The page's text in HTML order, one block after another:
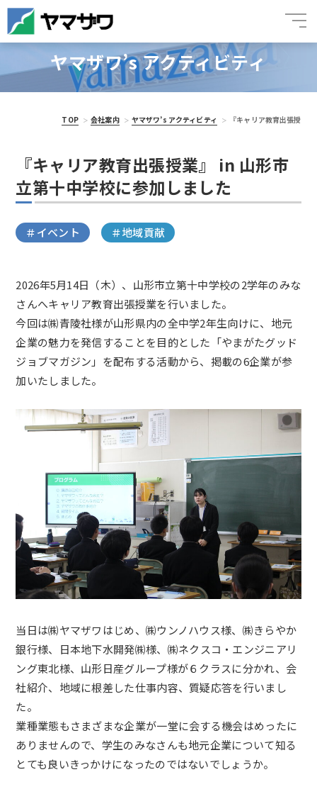
ヤマザワ’s アクティビティ
TOP 会社案内 ヤマザワ’s アクティビティ 『キャリア教育出張授
『キャリア教育出張授業』 in 山形市
立第十中学校に参加しました
＃イベント ＃地域貢献
2026年5月14日（木）、山形市立第十中学校の2学年のみな
さんへキャリア教育出張授業を行いました。
今回は㈱青陵社様が山形県内の全中学2年生向けに、地元
企業の魅力を発信することを目的とした 「やまがたグッド
ジョブマガジン」を配布する活動から、掲載の6企業が参
加いたしました。
当日は㈱ヤマザワはじめ、㈱ウンノハウス様、㈱きらやか
銀行様、日本地下水開発㈱様、㈱ネクスコ・エンジニアリ
ング東北様、山形日産グループ様が６クラスに分かれ、会
社紹介、地域に根差した仕事内容、質疑応答を行いまし
た。
業種業態もさまざまな企業が一堂に会する機会はめったに
ありませんので、学生のみなさんも地元企業について知る
とても良いきっかけになったのではないでしょうか。